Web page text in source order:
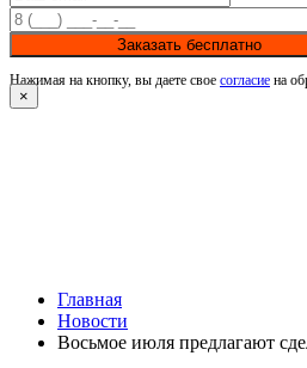
Заказать бесплатно
Нажимая на кнопку, вы даете свое согласие на
×
Главная
Новости
Восьмое июля предлагают